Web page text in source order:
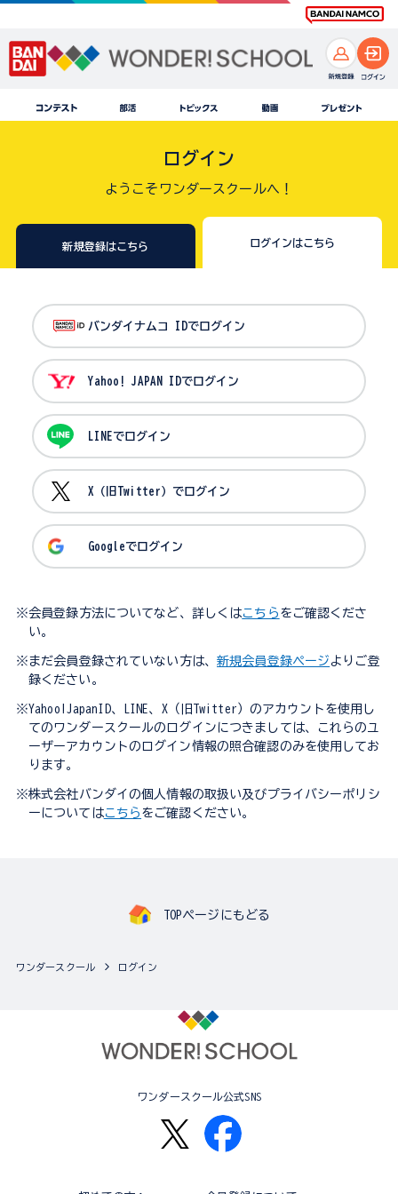
ログイン
ようこそワンダースクールへ！
新規登録はこちら ログインはこちら
バンダイナムコ IDでログイン
Yahoo! JAPAN IDでログイン
LINEでログイン
X（旧Twitter）でログイン
Googleでログイン
※会員登録方法についてなど、詳しくはこちら をご確認くださ
い。
※まだ会員登録されていない方は、 新規会員登録ページ よりご登
録ください。
※Yahoo!JapanID、LINE、X（旧Twitter）のアカウントを使用し
てのワンダースクールのログインにつきましては、これらのユ
ーザーアカウントのログイン情報の照合確認のみを使用してお
ります。
※株式会社バンダイの個人情報の取扱い及びプライバシーポリシ
ーについてはこちら をご確認ください。
TOPページにもどる
ワンダースクール ログイン
ワンダースクール公式SNS